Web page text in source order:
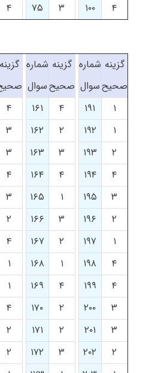
۴
۱۰۰ ۳ ۷۵ ۴
گزینه
صحیح
شماره
سوال
گزینه
صحیح
شماره
سوال
گزینه
۱
۱۹۱ ۴ ۱۶۱ ۴
۱
۱۹۲ ۲ ۱۶۲ ۳
۲
۱۹۳ ۳ ۱۶۳ ۳
۴
۱۹۴ ۴ ۱۶۴ ۴
۳
۱۹۵ ۱ ۱۶۵ ۳
۲
۱۹۶ ۳ ۱۶۶ ۲
۱
۱۹۷ ۲ ۱۶۷ ۴
۴
۱۹۸ ۱ ۱۶۸ ۱
۴
۱۹۹ ۴ ۱۶۹ ۱
۳
۲۰۰ ۲ ۱۷۰ ۴
۳
۲۰۱ ۲ ۱۷۱ ۲
۲
۲۰۲ ۳ ۱۷۲ ۲